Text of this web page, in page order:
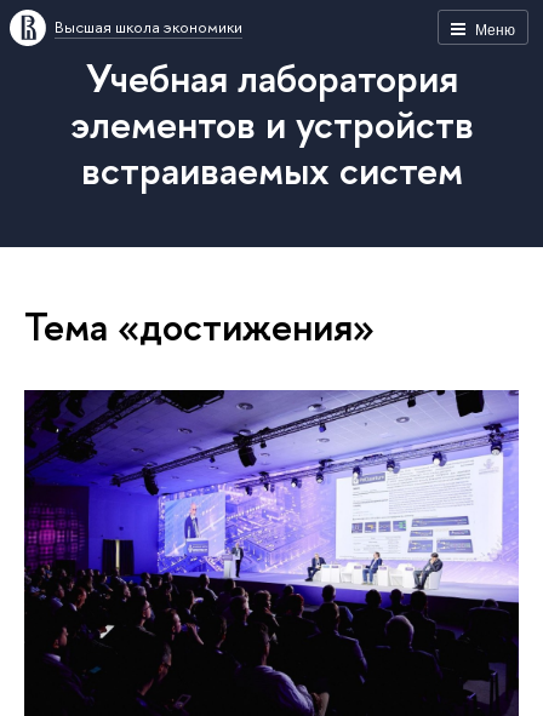
Меню
Высшая школа экономики
Учебная лаборатория
элементов и устройств
встраиваемых систем
Тема «достижения»